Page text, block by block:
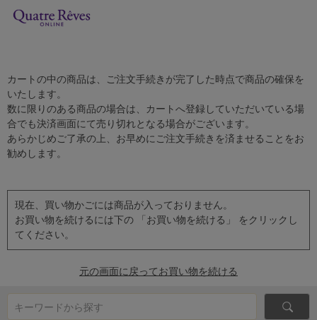
カートの中の商品は、ご注文手続きが完了した時点で商品の確保を
いたします。
数に限りのある商品の場合は、カートへ登録していただいている場
合でも決済画面にて売り切れとなる場合がございます。
あらかじめご了承の上、お早めにご注文手続きを済ませることをお
勧めします。
現在、買い物かごには商品が入っておりません。
お買い物を続けるには下の 「お買い物を続ける」 をクリックし
てください。
元の画面に戻ってお買い物を続ける
キーワードから探す